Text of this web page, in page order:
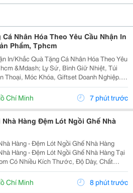
Cá Nhân Hóa Theo Yêu Cầu Nhận In
Phẩm, Tphcm
In/Khắc Quà Tặng Cá Nhân Hóa Theo Yêu
&Mdash; Ly Sứ, Bình Giữ Nhiệt, Túi
Thoại, Móc Khóa, Giftset Doanh Nghiệp. -
1 Sản Phẩm, Không Bắt Số Lượng Tối
Khắc Tên, In Hình, In Logo Theo...
Chí Minh 7 phút trước
Nhà Hàng Đệm Lót Ngồi Ghế Nhà
Hàng - Đệm Lót Ngồi Ghế Nhà Hàng
Hàng - Đệm Lót Ngồi Ghế Nhà Hàng Tại
Có Nhiều Kích Thước, Độ Dày, Chất
Và Kiểu Dáng Để Lựa Chọn Theo Nhu
Nhận Số Lượng Sỉ Lẻ, Đang Có Khuyến
Chí Minh 8 phút trước